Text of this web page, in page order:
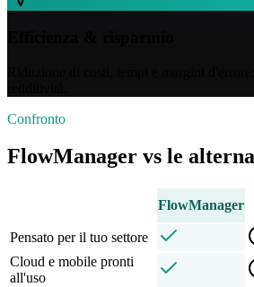
Confronto
FlowManager vs le
FlowManager
Pensato per il tuo settore
Cloud e mobile pronti
all'uso